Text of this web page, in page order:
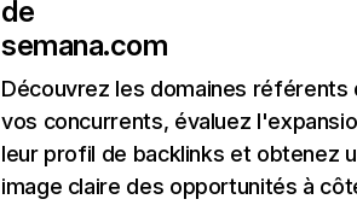
de
semana.com
Découvrez les domaines référents
vos concurrents, évaluez
leur profil de backlinks et obtenez
image claire des opportunités à